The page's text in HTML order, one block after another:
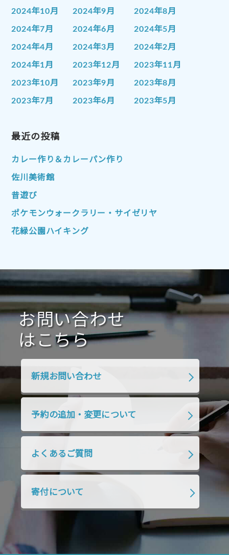
2024年10月 2024年9月 2024年8月
2024年7月 2024年6月 2024年5月
2024年4月 2024年3月 2024年2月
2024年1月 2023年12月 2023年11月
2023年10月 2023年9月 2023年8月
2023年7月 2023年6月 2023年5月
2023年1月
2022年10月 2022年9月
2022年7月
2022年4月
2022年1月 2021年12月 2021年11月
2021年10月 2021年9月
2021年1月 2020年12月 2020年11月
2020年10月 2020年9月 2020年8月
2020年7月 2020年6月 2020年5月
2020年4月 2020年3月 2020年2月
2019年9月
2019年4月
2018年7月 2018年6月
2018年4月 2018年3月 2018年2月
2018年1月 2017年12月
2017年10月 2017年9月 2017年8月
2017年5月
2017年4月
最近の投稿
カレー作り＆カレーパン作り
佐川美術館
昔遊び
ポケモンウォークラリー・サイゼリヤ
花緑公園ハイキング
お問い合わせ
はこちら
新規お問い合わせ
予約の追加・変更について
よくあるご質問
寄付について